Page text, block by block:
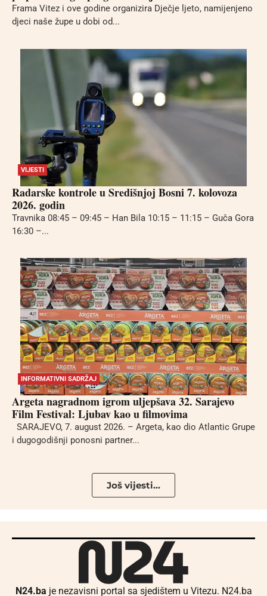
Frama Vitez i ove godine organizira Dječje ljeto, namijenjeno
djeci naše župe u dobi od...
VIJESTI
Radarske kontrole u Središnjoj Bosni 7. kolovoza
2026. godin
Travnika 08:45 – 09:45 – Han Bila 10:15 – 11:15 – Guča Gora
16:30 –...
INFORMATIVNI SADRŽAJ
Argeta nagradnom igrom uljepšava 32. Sarajevo
Film Festival: Ljubav kao u filmovima
SARAJEVO, 7. august 2026. – Argeta, kao dio Atlantic Grupe
i dugogodišnji ponosni partner...
Još vijesti...
N24.ba je nezavisni portal sa sjedištem u Vitezu. N24.ba